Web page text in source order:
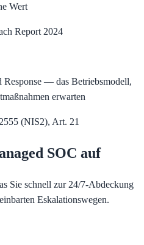
Wert
Report 2024
— das Betriebsmodell,
erwarten
(NIS2), Art. 21
SOC auf
Sie schnell zur 24/7-Abdeckung
Eskalationswegen.